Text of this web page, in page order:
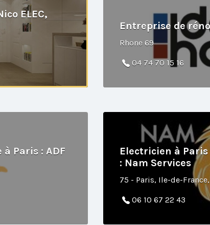
ELEC,
Entreprise de
Rhone 69
04 74 70 15 16
Paris : ADF
Electricien à
: Nam Services
75 - Paris, Ile-de-
06 10 67 22 43